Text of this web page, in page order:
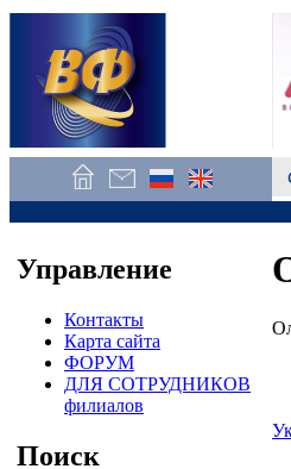
Управление
Контакты
Карта сайта
ФОРУМ
ДЛЯ СОТРУДНИКОВ
филиалов
Поиск